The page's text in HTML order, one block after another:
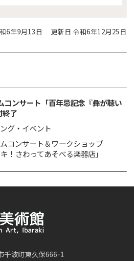
6年9月13日 更新日 令和6年12月25日
コンサート「百年忌記念『彝が聴い
了
グ・イベント
コンサート＆ワークショップ
！さわってあそべる楽器店」
千波町東久保666-1